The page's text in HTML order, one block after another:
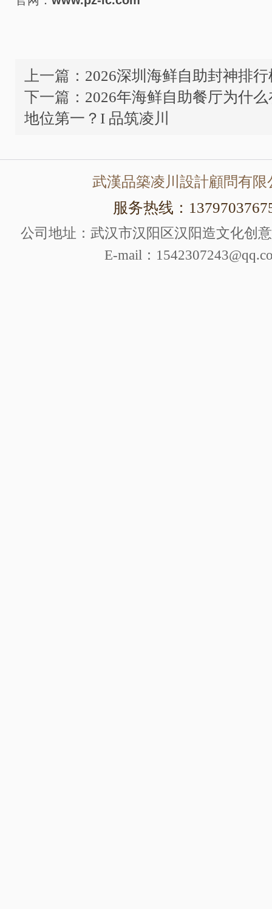
上一篇： 2026深圳海鲜自助封神排
下一篇： 2026年海鲜自助餐厅为什
地位第一？I 品筑凌川
武漢品築凌川設計顧問有限
服务热线：
公司地址：武汉市汉阳区汉阳造文化创
E-mail：